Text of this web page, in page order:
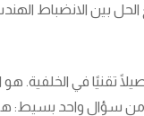
تقنيًا في
من سؤال واحد بسيط: